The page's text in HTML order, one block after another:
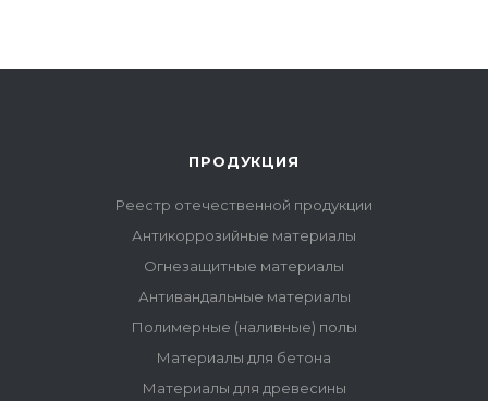
ПРОДУКЦИЯ
Реестр отечественной продукции
Антикоррозийные материалы
Огнезащитные материалы
Антивандальные материалы
Полимерные (наливные) полы
Материалы для бетона
Материалы для древесины